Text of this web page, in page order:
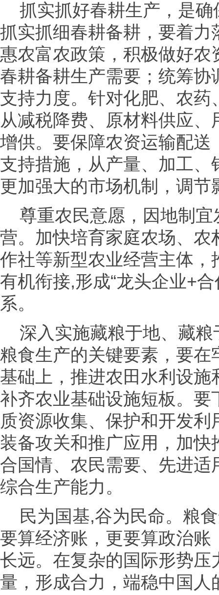
抓实抓好春耕生产，是
抓实抓细春耕备耕，要着
惠农富农政策，积极做好
春耕备耕生产需要；统筹
支持力度。针对化肥、农
从减税降费、原材料供应
增供。要保障农资运输配
支持措施，从产量、加工
更加强大的市场机制，调
尊重农民意愿，因地制
营。加快培育家庭农场、
作社等新型农业经营主体
有机衔接,形成“龙头企业+
系。
深入实施藏粮于地、藏
粮食生产的关键要素，要
基础上，推进农田水利设
补齐农业基础设施短板。
质资源收集、保护和开发
装备攻关和推广应用，加
合国情、农民需要、先进
综合生产能力。
民为国基,谷为民命。粮
要算经济账，更要算政治
长远。在复杂的国际形势
量，形成合力，端稳中国